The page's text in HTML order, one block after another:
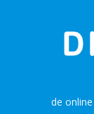
de